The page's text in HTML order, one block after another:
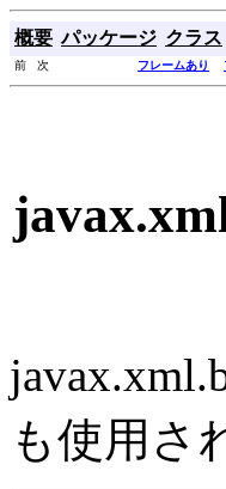
概要 パッケージ クラス
前 次 フレームあり
も使用さ